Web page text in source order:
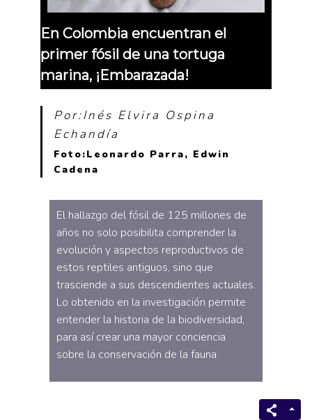
En Colombia encuentran el
primer fósil de una tortuga
marina, ¡Embarazada!
Por:Inés Elvira Ospina
Echandía
Foto:Leonardo Parra, Edwin
Cadena
El hallazgo del fósil de 125 millones de
años no solo posibilita comprender la
evolución y aspectos reproductivos de
estos reptiles antiguos, sino que
trasciende a sus descendientes actuales.
Lo obtenido en la investigación permite
entender la historia de la biodiversidad,
para así crear una mayor conciencia
sobre la conservación de la fauna.